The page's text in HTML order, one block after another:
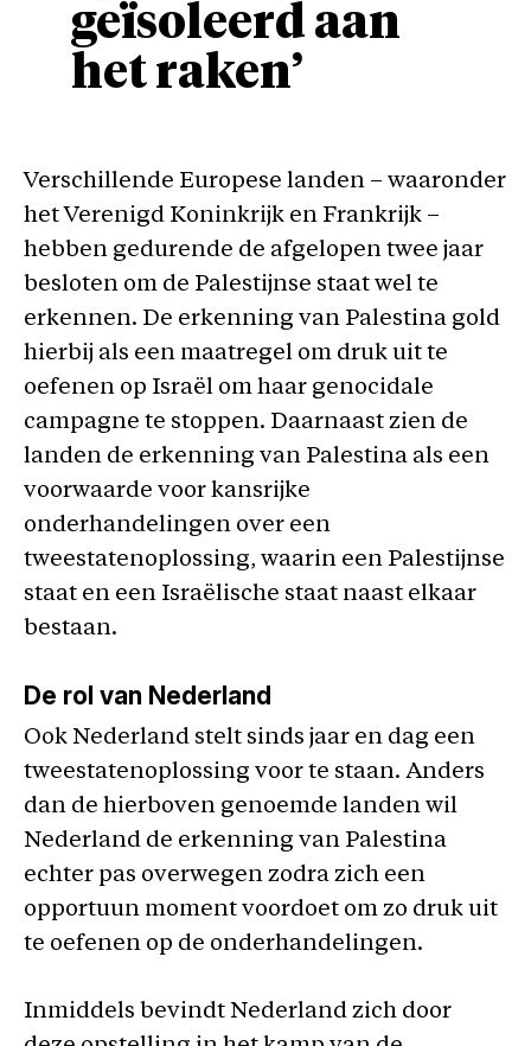
geïsoleerd aan
het raken’
Verschillende Europese landen – waaronder
het Verenigd Koninkrijk en Frankrijk –
hebben gedurende de afgelopen twee jaar
besloten om de Palestijnse staat wel te
erkennen. De erkenning van Palestina gold
hierbij als een maatregel om druk uit te
oefenen op Israël om haar genocidale
campagne te stoppen. Daarnaast zien de
landen de erkenning van Palestina als een
voorwaarde voor kansrijke
onderhandelingen over een
tweestatenoplossing, waarin een Palestijnse
staat en een Israëlische staat naast elkaar
bestaan.
De rol van Nederland
Ook Nederland stelt sinds jaar en dag een
tweestatenoplossing voor te staan. Anders
dan de hierboven genoemde landen wil
Nederland de erkenning van Palestina
echter pas overwegen zodra zich een
opportuun moment voordoet om zo druk uit
te oefenen op de onderhandelingen.
Inmiddels bevindt Nederland zich door